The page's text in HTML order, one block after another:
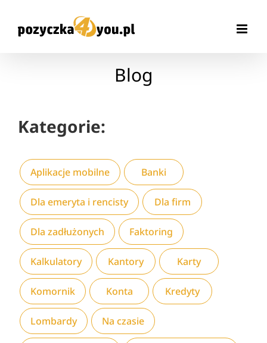
zawartości
Blog
Kategorie:
Aplikacje mobilne Banki
Dla emeryta i rencisty Dla firm
Dla zadłużonych Faktoring
Kalkulatory Kantory Karty
Komornik Konta Kredyty
Lombardy Na czasie